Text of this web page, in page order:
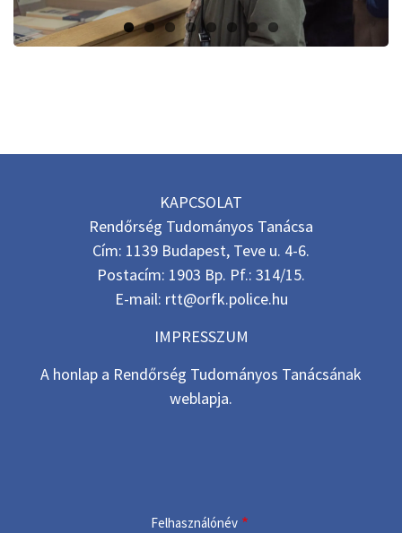
KAPCSOLAT
Rendőrség Tudományos Tanácsa
Cím: 1139 Budapest, Teve u. 4-6.
Postacím: 1903 Bp. Pf.: 314/15.
E-mail: rtt@orfk.police.hu
IMPRESSZUM
A honlap a Rendőrség Tudományos Tanácsának
weblapja.
Felhasználónév